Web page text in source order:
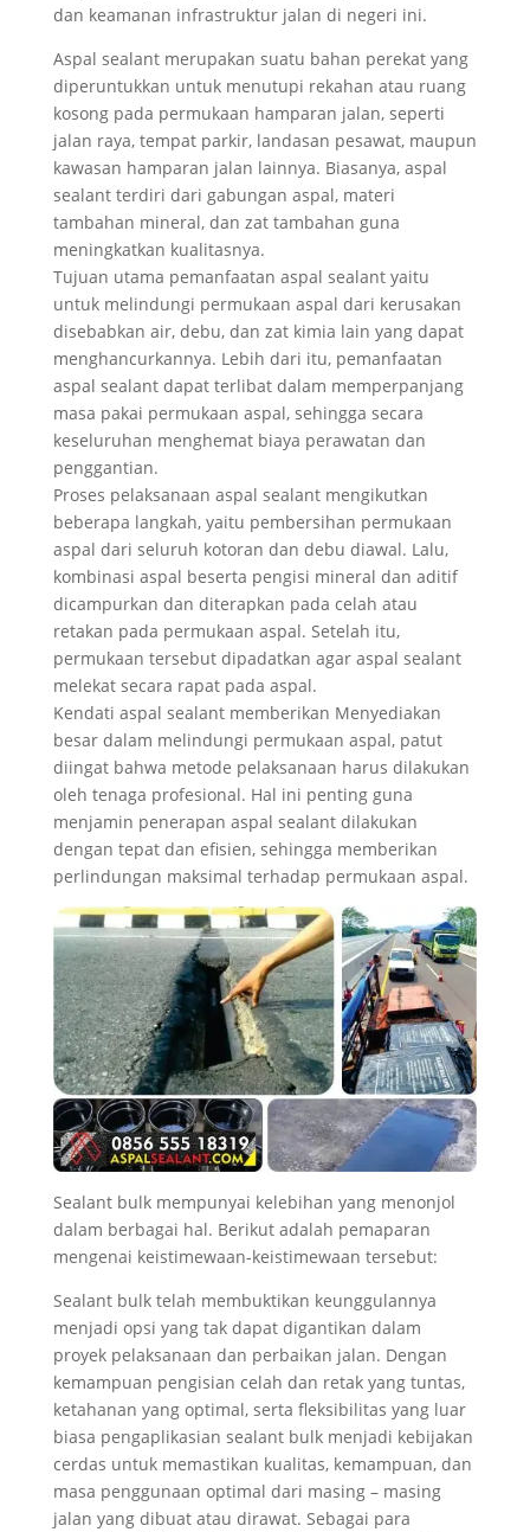
dan keamanan infrastruktur jalan di negeri ini.
Aspal sealant merupakan suatu bahan perekat yang
diperuntukkan untuk menutupi rekahan atau ruang
kosong pada permukaan hamparan jalan, seperti
jalan raya, tempat parkir, landasan pesawat, maupun
kawasan hamparan jalan lainnya. Biasanya, aspal
sealant terdiri dari gabungan aspal, materi
tambahan mineral, dan zat tambahan guna
meningkatkan kualitasnya.
Tujuan utama pemanfaatan aspal sealant yaitu
untuk melindungi permukaan aspal dari kerusakan
disebabkan air, debu, dan zat kimia lain yang dapat
menghancurkannya. Lebih dari itu, pemanfaatan
aspal sealant dapat terlibat dalam memperpanjang
masa pakai permukaan aspal, sehingga secara
keseluruhan menghemat biaya perawatan dan
penggantian.
Proses pelaksanaan aspal sealant mengikutkan
beberapa langkah, yaitu pembersihan permukaan
aspal dari seluruh kotoran dan debu diawal. Lalu,
kombinasi aspal beserta pengisi mineral dan aditif
dicampurkan dan diterapkan pada celah atau
retakan pada permukaan aspal. Setelah itu,
permukaan tersebut dipadatkan agar aspal sealant
melekat secara rapat pada aspal.
Kendati aspal sealant memberikan Menyediakan
besar dalam melindungi permukaan aspal, patut
diingat bahwa metode pelaksanaan harus dilakukan
oleh tenaga profesional. Hal ini penting guna
menjamin penerapan aspal sealant dilakukan
dengan tepat dan efisien, sehingga memberikan
perlindungan maksimal terhadap permukaan aspal.
Sealant bulk mempunyai kelebihan yang menonjol
dalam berbagai hal. Berikut adalah pemaparan
mengenai keistimewaan-keistimewaan tersebut:
Sealant bulk telah membuktikan keunggulannya
menjadi opsi yang tak dapat digantikan dalam
proyek pelaksanaan dan perbaikan jalan. Dengan
kemampuan pengisian celah dan retak yang tuntas,
ketahanan yang optimal, serta fleksibilitas yang luar
biasa pengaplikasian sealant bulk menjadi kebijakan
cerdas untuk memastikan kualitas, kemampuan, dan
masa penggunaan optimal dari masing – masing
jalan yang dibuat atau dirawat. Sebagai para